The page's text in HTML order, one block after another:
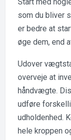
som du bliver
er bedre at
øge dem, end
Udover
overveje at
håndvægte.
udføre
udholdenhed.
hele kroppen